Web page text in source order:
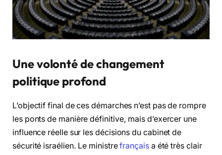
Une volonté de changement
politique profond
L’objectif final de ces démarches n’est pas de rompre
les ponts de manière définitive, mais d’exercer une
influence réelle sur les décisions du cabinet de
sécurité israélien. Le ministrefrançaisa été très clair